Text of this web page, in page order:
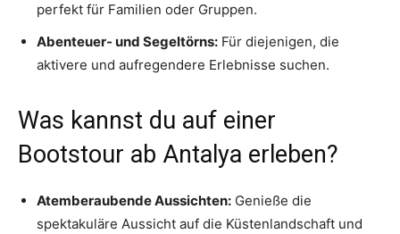
perfekt für Familien oder Gruppen.
Abenteuer- und Segeltörns: Für diejenigen, die
aktivere und aufregendere Erlebnisse suchen.
Was kannst du auf einer
Bootstour ab Antalya erleben?
Atemberaubende Aussichten: Genieße die
spektakuläre Aussicht auf die Küstenlandschaft und